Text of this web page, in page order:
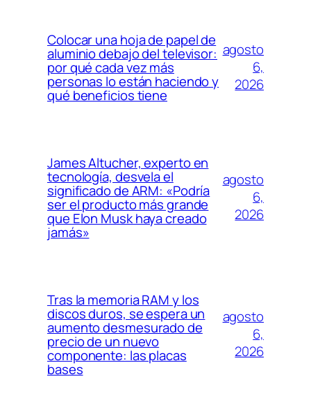
Colocar una hoja de papel de
aluminio debajo del televisor:
por qué cada vez más
personas lo están haciendo y
qué beneficios tiene
agosto
6,
2026
James Altucher, experto en
tecnología, desvela el
significado de ARM: «Podría
ser el producto más grande
que Elon Musk haya creado
jamás»
agosto
6,
2026
Tras la memoria RAM y los
discos duros, se espera un
aumento desmesurado de
precio de un nuevo
componente: las placas
bases
agosto
6,
2026